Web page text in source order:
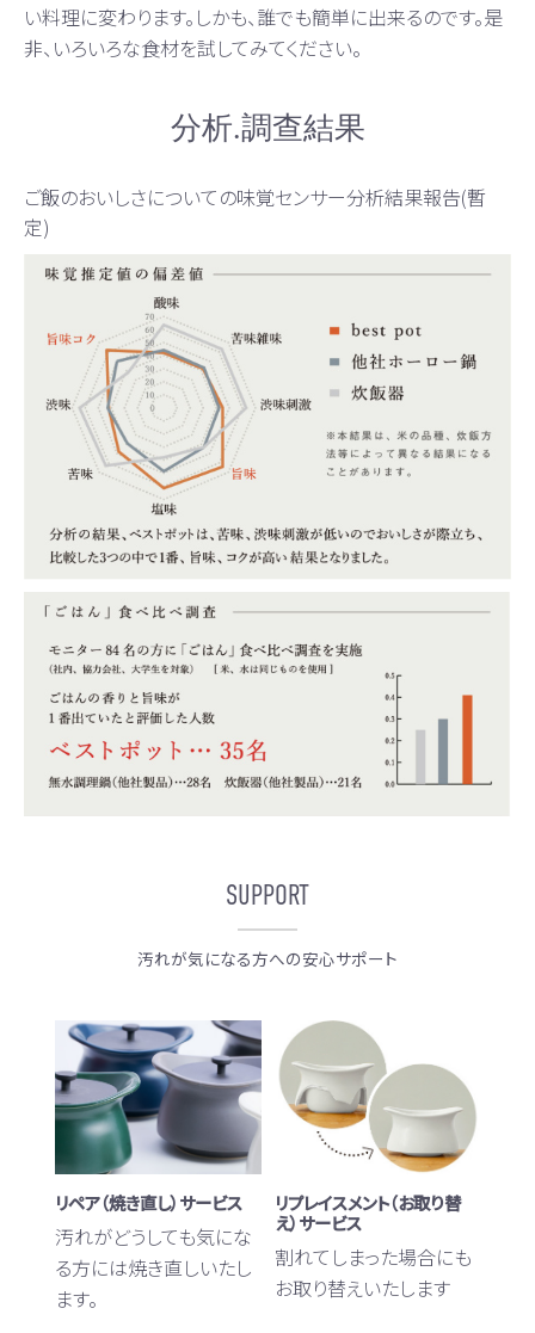
い料理に変わります。しかも、誰でも簡単に出来るのです。是
非、いろいろな食材を試してみてください。
分析.調查結果
ご飯のおいしさについての味覚センサー分析結果報告(暫
定)
SUPPORT
汚れが気になる方への安心サポート
リペア（焼き直し）サービス
汚れがどうしても気にな
る方には焼き直しいたし
ます。
リプレイスメント（お取り替
え）サービス
割れてしまった場合にも
お取り替えいたします